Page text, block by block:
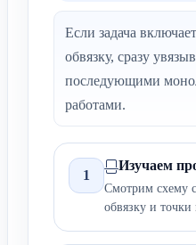
Если задача
обвязку, сразу
последующими
работами.
1
Изучаем
Смотрим схему
обвязку и точки